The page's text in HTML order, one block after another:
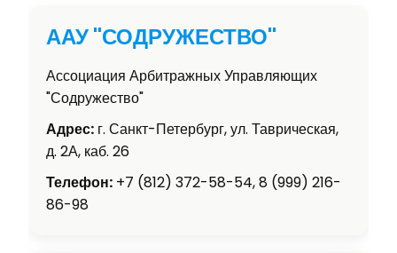
ААУ "СОДРУЖЕСТВО"
Ассоциация Арбитражных Управляющих
"Содружество"
Адрес: г. Санкт-Петербург, ул. Таврическая,
д. 2А, каб. 26
Телефон: +7 (812) 372-58-54, 8 (999) 216-
86-98